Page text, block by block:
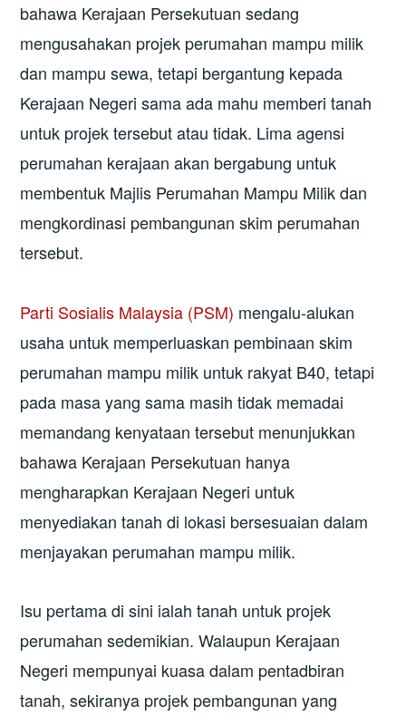
bahawa Kerajaan Persekutuan sedang
mengusahakan projek perumahan mampu milik
dan mampu sewa, tetapi bergantung kepada
Kerajaan Negeri sama ada mahu memberi tanah
untuk projek tersebut atau tidak. Lima agensi
perumahan kerajaan akan bergabung untuk
membentuk Majlis Perumahan Mampu Milik dan
mengkordinasi pembangunan skim perumahan
tersebut.
Parti Sosialis Malaysia (PSM) mengalu-alukan
usaha untuk memperluaskan pembinaan skim
perumahan mampu milik untuk rakyat B40, tetapi
pada masa yang sama masih tidak memadai
memandang kenyataan tersebut menunjukkan
bahawa Kerajaan Persekutuan hanya
mengharapkan Kerajaan Negeri untuk
menyediakan tanah di lokasi bersesuaian dalam
menjayakan perumahan mampu milik.
Isu pertama di sini ialah tanah untuk projek
perumahan sedemikian. Walaupun Kerajaan
Negeri mempunyai kuasa dalam pentadbiran
tanah, sekiranya projek pembangunan yang